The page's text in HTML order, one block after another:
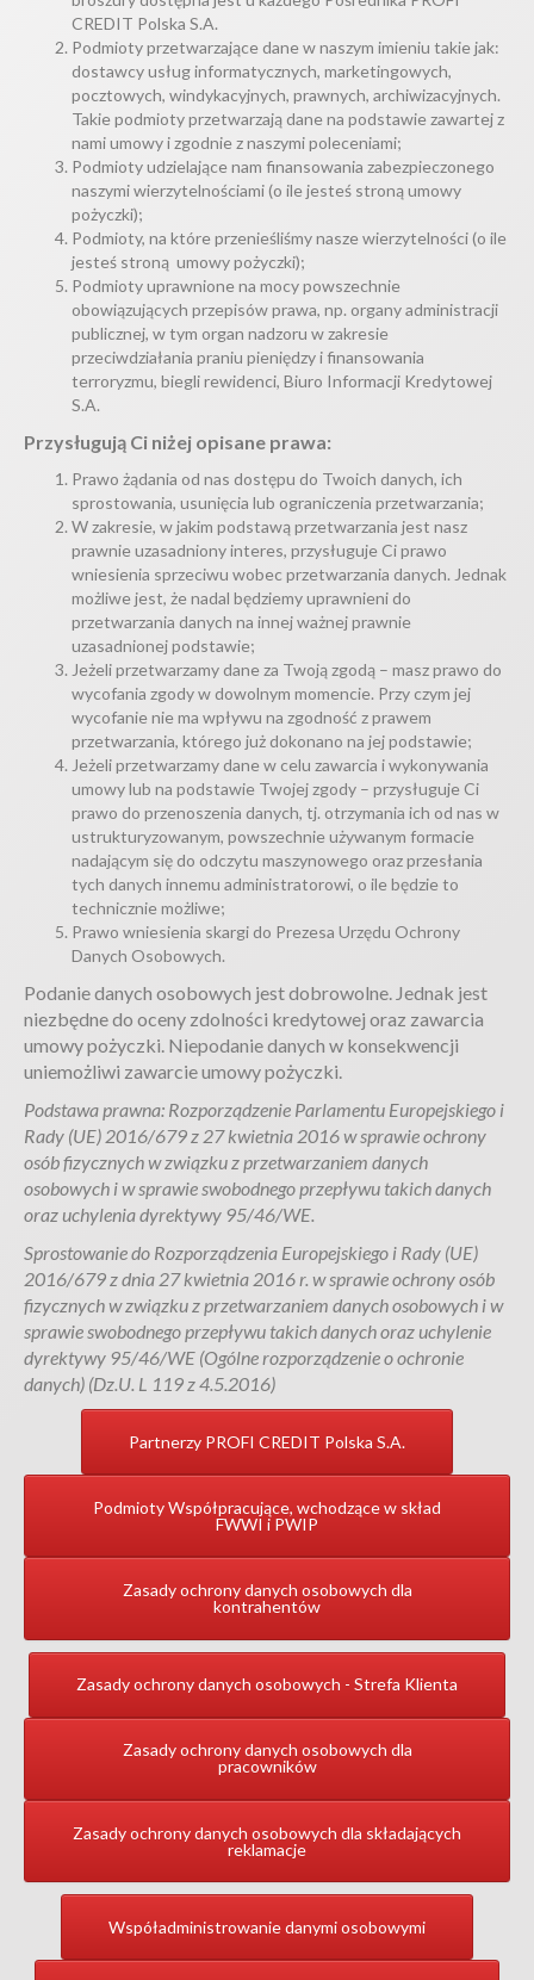
CREDIT Polska S.A.
Podmioty przetwarzające dane w naszym imieniu takie jak:
dostawcy usług informatycznych, marketingowych,
pocztowych, windykacyjnych, prawnych, archiwizacyjnych.
Takie podmioty przetwarzają dane na podstawie zawartej z
nami umowy i zgodnie z naszymi poleceniami;
Podmioty udzielające nam finansowania zabezpieczonego
naszymi wierzytelnościami (o ile jesteś stroną umowy
pożyczki);
Podmioty, na które przenieśliśmy nasze wierzytelności (o ile
jesteś stroną umowy pożyczki);
Podmioty uprawnione na mocy powszechnie
obowiązujących przepisów prawa, np. organy administracji
publicznej, w tym organ nadzoru w zakresie
przeciwdziałania praniu pieniędzy i finansowania
terroryzmu, biegli rewidenci, Biuro Informacji Kredytowej
S.A.
Przysługują Ci niżej opisane prawa:
Prawo żądania od nas dostępu do Twoich danych, ich
sprostowania, usunięcia lub ograniczenia przetwarzania;
W zakresie, w jakim podstawą przetwarzania jest nasz
prawnie uzasadniony interes, przysługuje Ci prawo
wniesienia sprzeciwu wobec przetwarzania danych. Jednak
możliwe jest, że nadal będziemy uprawnieni do
przetwarzania danych na innej ważnej prawnie
uzasadnionej podstawie;
Jeżeli przetwarzamy dane za Twoją zgodą – masz prawo do
wycofania zgody w dowolnym momencie. Przy czym jej
wycofanie nie ma wpływu na zgodność z prawem
przetwarzania, którego już dokonano na jej podstawie;
Jeżeli przetwarzamy dane w celu zawarcia i wykonywania
umowy lub na podstawie Twojej zgody – przysługuje Ci
prawo do przenoszenia danych, tj. otrzymania ich od nas w
ustrukturyzowanym, powszechnie używanym formacie
nadającym się do odczytu maszynowego oraz przesłania
tych danych innemu administratorowi, o ile będzie to
technicznie możliwe;
Prawo wniesienia skargi do Prezesa Urzędu Ochrony
Danych Osobowych.
Podanie danych osobowych jest dobrowolne. Jednak jest
niezbędne do oceny zdolności kredytowej oraz zawarcia
umowy pożyczki. Niepodanie danych w konsekwencji
uniemożliwi zawarcie umowy pożyczki.
Podstawa prawna: Rozporządzenie Parlamentu Europejskiego i
Rady (UE) 2016/679 z 27 kwietnia 2016 w sprawie ochrony
osób fizycznych w związku z przetwarzaniem danych
osobowych i w sprawie swobodnego przepływu takich danych
oraz uchylenia dyrektywy 95/46/WE.
Sprostowanie do Rozporządzenia Europejskiego i Rady (UE)
2016/679 z dnia 27 kwietnia 2016 r. w sprawie ochrony osób
fizycznych w związku z przetwarzaniem danych osobowych i w
sprawie swobodnego przepływu takich danych oraz uchylenie
dyrektywy 95/46/WE (Ogólne rozporządzenie o ochronie
danych) (Dz.U. L 119 z 4.5.2016)
Partnerzy PROFI CREDIT Polska S.A.
Podmioty Współpracujące, wchodzące w skład
FWWI i PWIP
Zasady ochrony danych osobowych dla
kontrahentów
Zasady ochrony danych osobowych - Strefa Klienta
Zasady ochrony danych osobowych dla
pracowników
Zasady ochrony danych osobowych dla składających
reklamacje
Współadministrowanie danymi osobowymi